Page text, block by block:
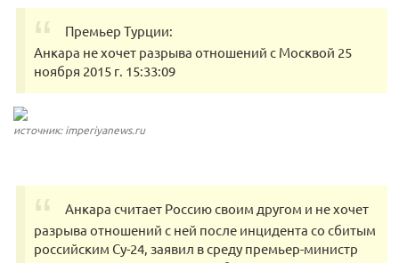
Премьер Турции:
Анкара не хочет разрыва отношений с Москвой 25
ноября 2015 г. 15:33:09
источник: imperiyanews.ru
Анкара считает Россию своим другом и не хочет
разрыва отношений с ней после инцидента со сбитым
российским Су-24, заявил в среду премьер-министр